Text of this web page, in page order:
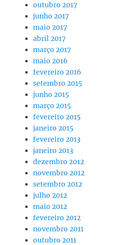
outubro 2017
junho 2017
maio 2017
abril 2017
março 2017
maio 2016
fevereiro 2016
setembro 2015
junho 2015
março 2015
fevereiro 2015
janeiro 2015
fevereiro 2013
janeiro 2013
dezembro 2012
novembro 2012
setembro 2012
julho 2012
maio 2012
fevereiro 2012
novembro 2011
outubro 2011